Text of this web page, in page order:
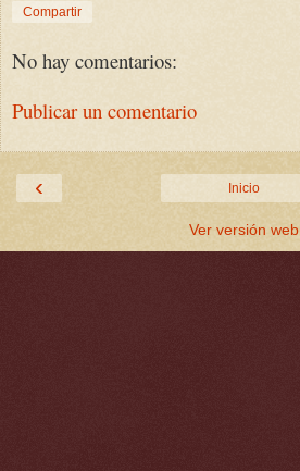
Compartir
No hay comentarios:
Publicar un comentario
‹ Inicio
Ver versión web